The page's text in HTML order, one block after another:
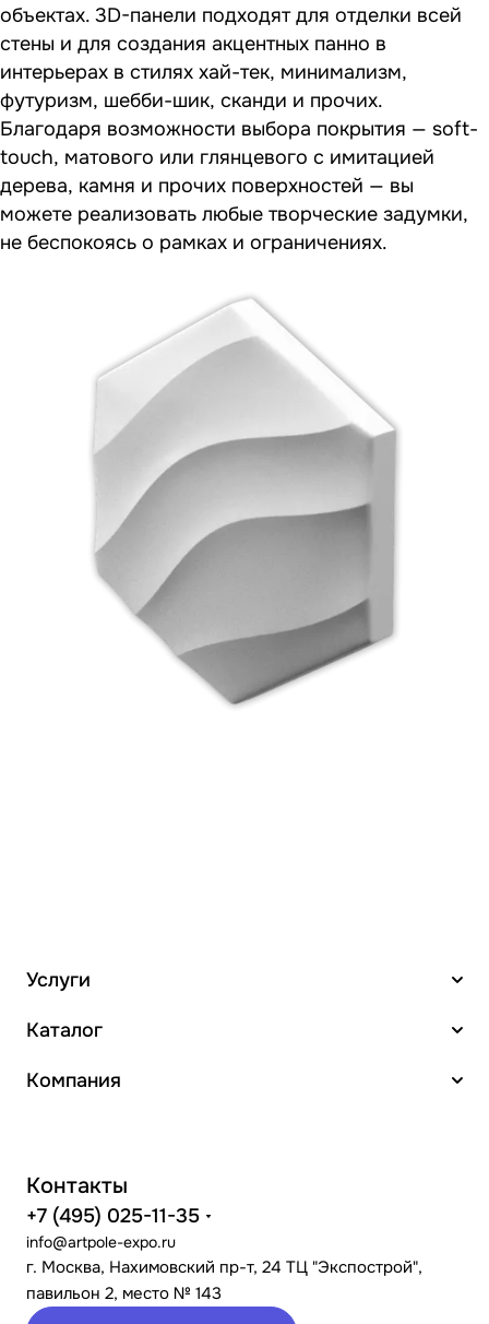
объектах. 3D-панели подходят для отделки всей
стены и для создания акцентных панно в
интерьерах в стилях хай-тек, минимализм,
футуризм, шебби-шик, сканди и прочих.
Благодаря возможности выбора покрытия — soft-
touch, матового или глянцевого с имитацией
дерева, камня и прочих поверхностей — вы
можете реализовать любые творческие задумки,
не беспокоясь о рамках и ограничениях.
Услуги
Каталог
Компания
Контакты
+7 (495) 025-11-35
info@artpole-expo.ru
г. Москва, Нахимовский пр-т, 24 ТЦ "Экспострой",
павильон 2, место № 143